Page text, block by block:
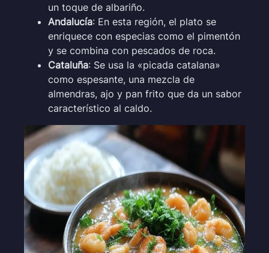
un toque de albariño.
Andalucía: En esta región, el plato se
enriquece con especias como el pimentón
y se combina con pescados de roca.
Cataluña: Se usa la «picada catalana»
como espesante, una mezcla de
almendras, ajo y pan frito que da un sabor
característico al caldo.